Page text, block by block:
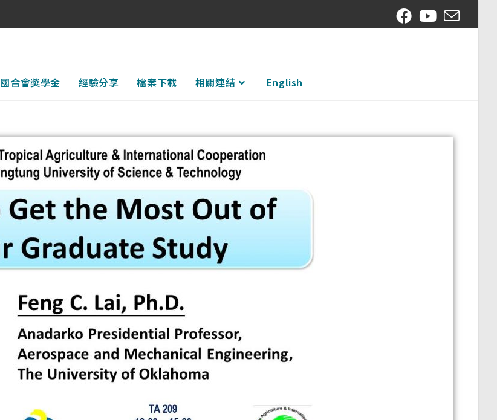
國合會獎學金 經驗分享 檔案下載 相關連結 English